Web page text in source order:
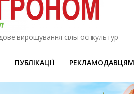
вирощування сільгоспкультур
ПУБЛІКАЦІЇ РЕКЛАМОДАВЦЯМ